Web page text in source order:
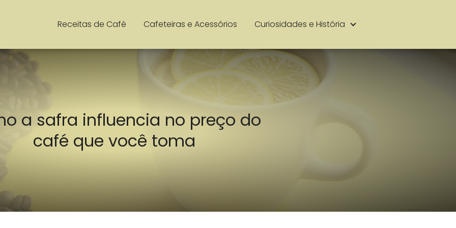
Receitas de Café Cafeteiras e Acessórios Curiosidades e História
a safra influencia no preço do
café que você toma